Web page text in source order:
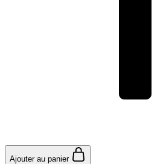
Ajouter au panier